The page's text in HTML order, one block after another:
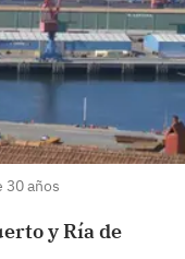
30 años
y Ría de